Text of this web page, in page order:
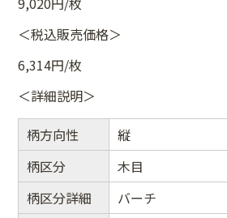
＜税込販売価格＞
6,314円/枚
＜詳細説明＞
柄方向性
縦
柄区分
木目
柄区分詳細
バーチ